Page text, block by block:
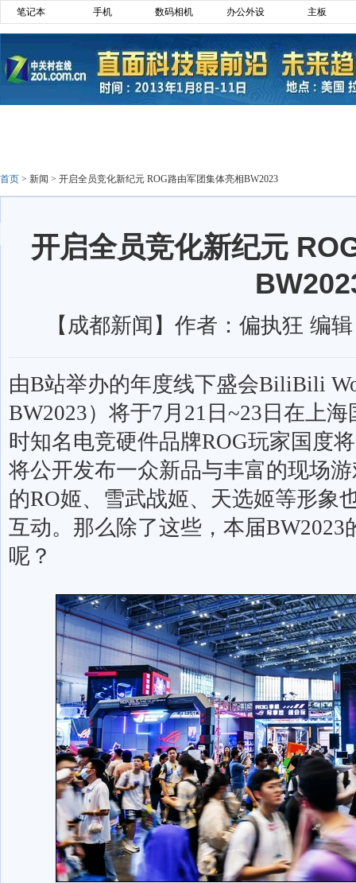
笔记本 手机 数码相机 办公外设 主板
首页 > 新闻 > 开启全员竞化新纪元 ROG路由军团集体亮相BW2023
开启全员竞化新纪元
【成都新闻】作者：偏执狂 编
由B站举办的年度线下盛会BiliBili
BW2023）将于7月 21 日 ~23 日在上
时知名电竞硬件品牌ROG玩家国度
将公开发布一众新品与丰富的现场
的RO姬、雪武战姬、天选姬等形象
互动。那么除了这些，本届BW2023
呢？